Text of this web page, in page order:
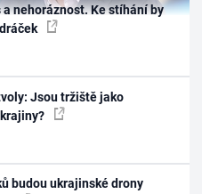
nehoráznost. Ke stíhání by
Jsou tržiště jako
budou ukrajinské drony